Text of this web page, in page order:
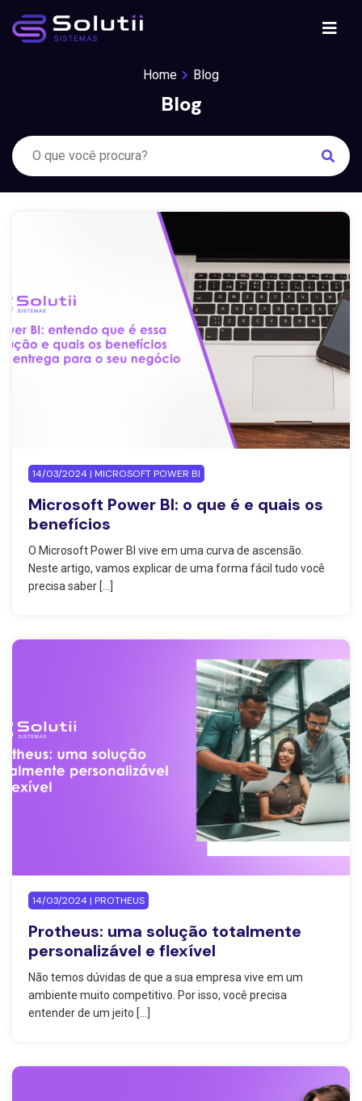
para
Home Blog
Blog
14/03/2024 | MICROSOFT POWER BI
Microsoft Power BI: o que é e quais os
benefícios
O Microsoft Power BI vive em uma curva de ascensão.
Neste artigo, vamos explicar de uma forma fácil tudo você
precisa saber […]
14/03/2024 | PROTHEUS
Protheus: uma solução totalmente
personalizável e flexível
Não temos dúvidas de que a sua empresa vive em um
ambiente muito competitivo. Por isso, você precisa
entender de um jeito […]